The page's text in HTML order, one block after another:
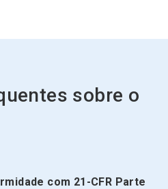
sobre o
com 21-CFR Parte